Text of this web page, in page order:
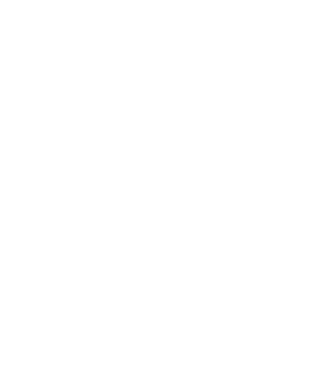
或经典名著为线索，在读万卷书的同时行